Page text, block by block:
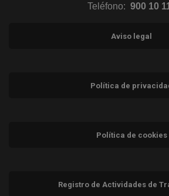
Teléfono: 900 10
Aviso legal
Política de
Política de cookies
Registro de Actividades de